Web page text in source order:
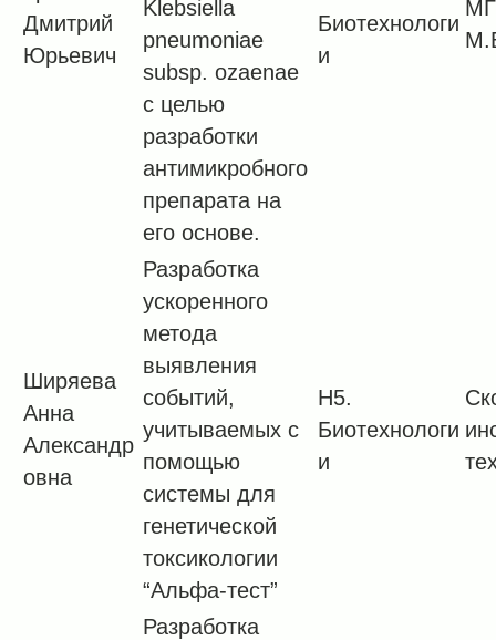
Дмитрий
Юрьевич
Klebsiella
pneumoniae
subsp. ozaenae
с целью
разработки
антимикробного
препарата на
его основе.
Биотехнологи
и
Ширяева
Анна
Александр
овна
Разработка
ускоренного
метода
выявления
событий,
учитываемых с
помощью
системы для
генетической
токсикологии
“Альфа-тест”
H5.
Биотехнологи
и
Разработка